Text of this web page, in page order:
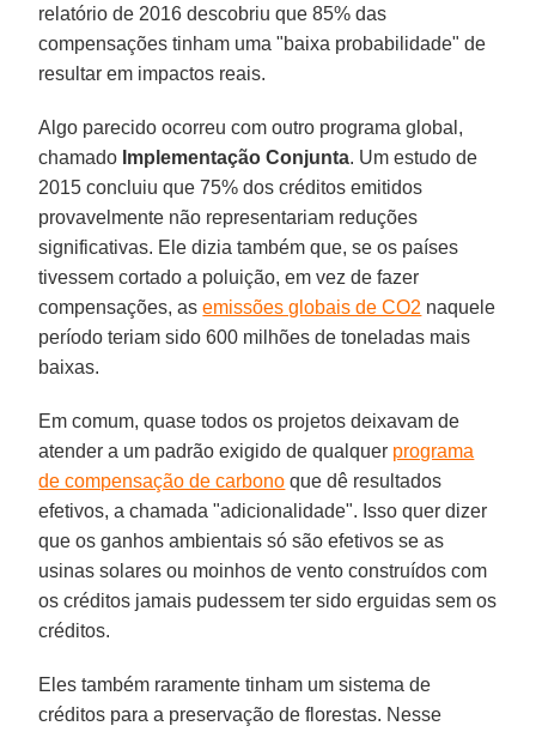
relatório de 2016 descobriu que 85% das
compensações tinham uma "baixa probabilidade" de
resultar em impactos reais.
Algo parecido ocorreu com outro programa global,
chamado Implementação Conjunta. Um estudo de
2015 concluiu que 75% dos créditos emitidos
provavelmente não representariam reduções
significativas. Ele dizia também que, se os países
tivessem cortado a poluição, em vez de fazer
compensações, asemissões globais de CO2 naquele
período teriam sido 600 milhões de toneladas mais
baixas.
Em comum, quase todos os projetos deixavam de
atender a um padrão exigido de qualquer programa
de compensação de carbono que dê resultados
efetivos, a chamada "adicionalidade". Isso quer dizer
que os ganhos ambientais só são efetivos se as
usinas solares ou moinhos de vento construídos com
os créditos jamais pudessem ter sido erguidas sem os
créditos.
Eles também raramente tinham um sistema de
créditos para a preservação de florestas. Nesse